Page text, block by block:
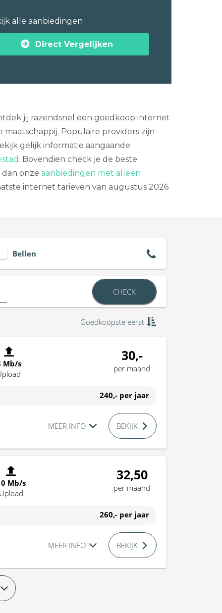
alle aanbiedingen
Direct Vergelijken
jij razendsnel een goedkoop internet
Populaire providers zijn
gelijk informatie aangaande
Bovendien check je de beste
dan onze aanbiedingen met alleen
internet tarieven van augustus 2026
Bellen
CHECK
Goedkoopste eerst
Mb/s
30,-
per maand
240,- per jaar
MEER INFO BEKIJK
Mb/s
Upload
32,50
per maand
260,- per jaar
MEER INFO BEKIJK